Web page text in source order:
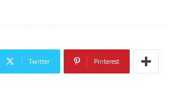
Twitter Pinterest